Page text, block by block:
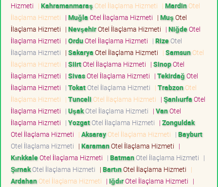
Hizmeti | Kahramanmaraş Otel İlaçlama Hizmeti | MardinOtel
İlaçlama Hizmeti | MuğlaOtel İlaçlama Hizmeti | MuşOtel
İlaçlama Hizmeti | NevşehirOtel İlaçlama Hizmeti | NiğdeOtel
İlaçlama Hizmeti | OrduOtel İlaçlama Hizmeti | RizeOtel
İlaçlama Hizmeti | SakaryaOtel İlaçlama Hizmeti | SamsunOtel
İlaçlama Hizmeti | SiirtOtel İlaçlama Hizmeti | SinopOtel
İlaçlama Hizmeti | SivasOtel İlaçlama Hizmeti | TekirdağOtel
İlaçlama Hizmeti | TokatOtel İlaçlama Hizmeti | TrabzonOtel
İlaçlama Hizmeti | Tunceli Otel İlaçlama Hizmeti | ŞanlıurfaOtel
İlaçlama Hizmeti | UşakOtel İlaçlama Hizmeti | VanOtel
İlaçlama Hizmeti | YozgatOtel İlaçlama Hizmeti | Zonguldak
Otel İlaçlama Hizmeti | AksarayOtel İlaçlama Hizmeti | Bayburt
Otel İlaçlama Hizmeti | KaramanOtel İlaçlama Hizmeti |
KırıkkaleOtel İlaçlama Hizmeti | BatmanOtel İlaçlama Hizmeti |
ŞırnakOtel İlaçlama Hizmeti | BartınOtel İlaçlama Hizmeti |
ArdahanOtel İlaçlama Hizmeti | IğdırOtel İlaçlama Hizmeti |